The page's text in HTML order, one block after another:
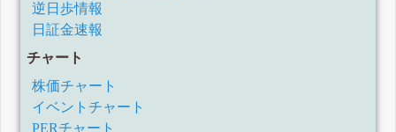
逆日歩情報
日証金速報
チャート
株価チャート
イベントチャート
PERチャート